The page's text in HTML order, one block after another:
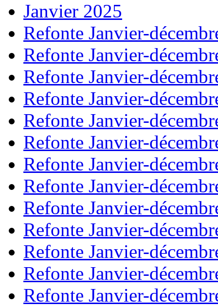
Janvier 2025
Refonte Janvier-
Refonte Janvier-
Refonte Janvier-
Refonte Janvier-
Refonte Janvier-
Refonte Janvier-
Refonte Janvier-
Refonte Janvier-
Refonte Janvier-
Refonte Janvier-
Refonte Janvier-
Refonte Janvier-
Refonte Janvier-